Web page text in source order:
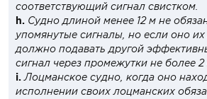
соответствующий сигнал свистком.
h. Судно длиной менее 12 м не
упомянутые сигналы, но если оно
должно подавать другой
сигнал через промежутки не более 2
i. Лоцманское судно, когда оно
исполнении своих лоцманских